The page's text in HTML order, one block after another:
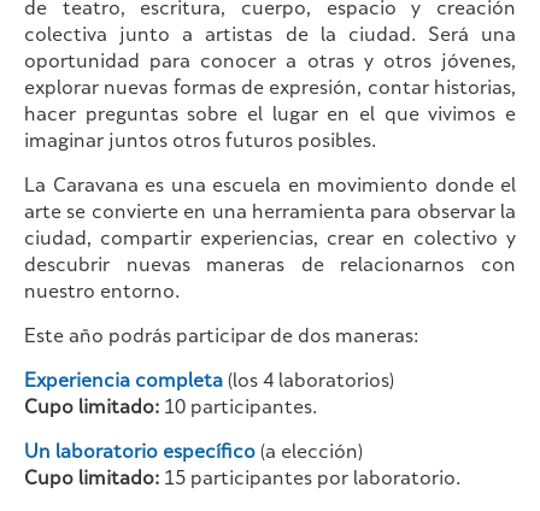
de teatro, escritura, cuerpo, espacio y creación
colectiva junto a artistas de la ciudad. Será una
oportunidad para conocer a otras y otros jóvenes,
explorar nuevas formas de expresión, contar historias,
hacer preguntas sobre el lugar en el que vivimos e
imaginar juntos otros futuros posibles.
La Caravana es una escuela en movimiento donde el
arte se convierte en una herramienta para observar la
ciudad, compartir experiencias, crear en colectivo y
descubrir nuevas maneras de relacionarnos con
nuestro entorno.
Este año podrás participar de dos maneras:
Experiencia completa (los 4 laboratorios)
Cupo limitado: 10 participantes.
Un laboratorio específico (a elección)
Cupo limitado: 15 participantes por laboratorio.